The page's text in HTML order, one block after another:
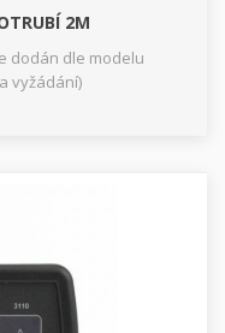
2M
dodán dle modelu
vyžádání)